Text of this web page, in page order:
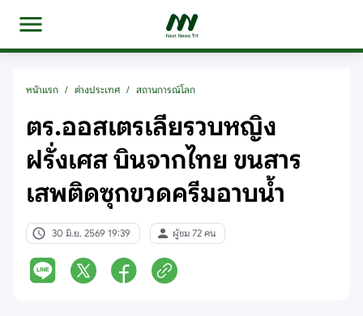
หน้าแรก / ต่างประเทศ / สถานการณ์โลก
ตร.ออสเตรเลียรวบหญิง
ฝรั่งเศส บินจากไทย ขนสาร
เสพติดซุกขวดครีมอาบน้ำ
30 มิ.ย. 2569 19:39 ผู้ชม 72 คน